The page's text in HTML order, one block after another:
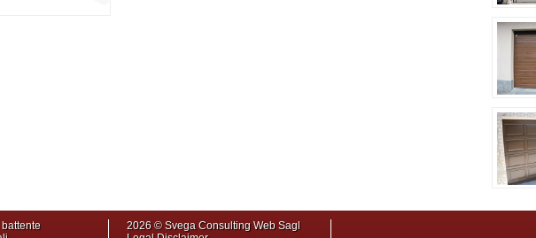
2026 © Svega Consulting Web Sagl